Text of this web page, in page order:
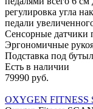
регулировка угла
педали
Сенсорные датчики
Эргономичные
Подставка под
Есть в наличии
79990 руб.
OXYGEN FITNESS